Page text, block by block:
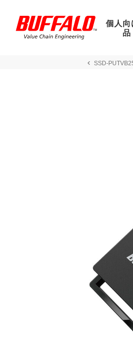
個人
品
SSD-